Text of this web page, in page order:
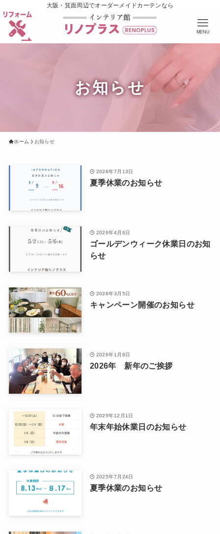
大阪・箕面周辺でオーダーメイドカーテンなら
MENU
お知らせ
ホーム お知らせ
夏季休業のお知らせ
2026年7月13日
ゴールデンウィーク休業日のお知
らせ
2026年4月6日
キャンペーン開催のお知らせ
2026年3月5日
2026年 新年のご挨拶
2026年1月8日
年末年始休業日のお知らせ
2025年12月1日
夏季休業のお知らせ
2025年7月24日